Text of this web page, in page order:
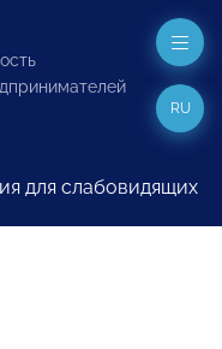
для слабовидящих
RU